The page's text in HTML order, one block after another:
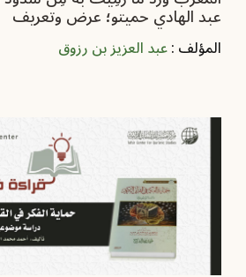
عبد الهادي حميتو؛ عرض وتعريف ‏
المؤلف :عبد العزيز بن رزوق‏